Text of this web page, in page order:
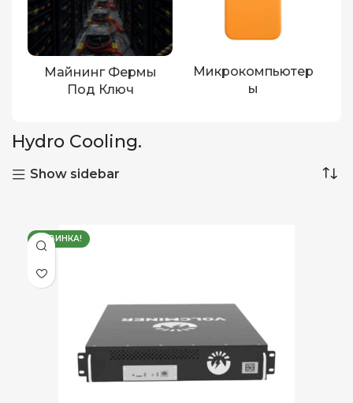
Майнинг Фермы
Под Ключ
Микрокомпьютер
Ы
Hydro Cooling.
Show sidebar
НОВИНКА!